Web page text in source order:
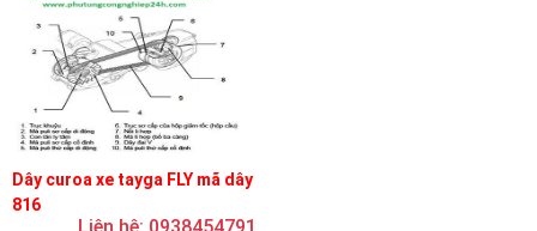
Dây curoa xe tayga FLY mã dây
816